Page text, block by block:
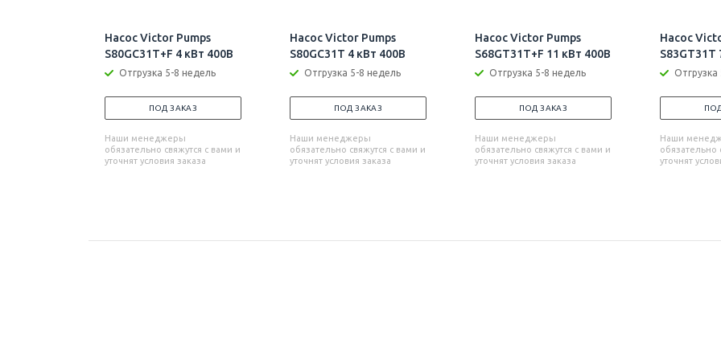
Насос Victor Pumps
S80GC31T+F 4 кВт 400В
Отгрузка 5-8 недель
ПОД ЗАКАЗ
Наши менеджеры
обязательно свяжутся с вами и
уточнят условия заказа
Насос Victor Pumps
S80GC31T 4 кВт 400В
Отгрузка 5-8 недель
ПОД ЗАКАЗ
Наши менеджеры
обязательно свяжутся с вами и
уточнят условия заказа
Насос Victor Pumps
S68GT31T+F 11 кВт 400В
Отгрузка 5-8 недель
ПОД ЗАКАЗ
Наши менеджеры
обязательно свяжутся с вами и
уточнят условия заказа
Насос
S83GT31T
Наши
обязательно
уточнят